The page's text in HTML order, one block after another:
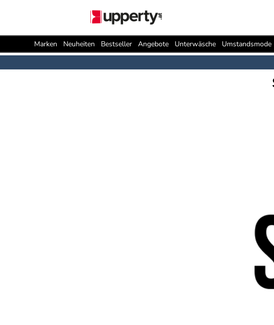
Marken Neuheiten Bestseller Angebote Unterwäsche Umstandsmode